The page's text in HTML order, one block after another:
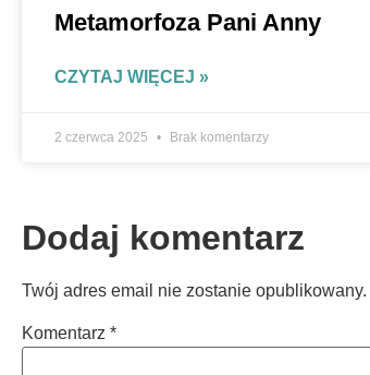
Metamorfoza Pani Anny
CZYTAJ WIĘCEJ »
2 czerwca 2025 Brak komentarzy
Dodaj komentarz
Twój adres email nie zostanie opublikowany.
Komentarz *